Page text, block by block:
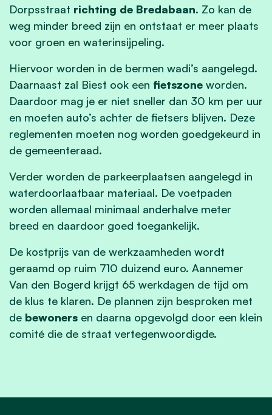
Dorpsstraat richting de Bredabaan. Zo kan de
weg minder breed zijn en ontstaat er meer plaats
voor groen en waterinsijpeling.
Hiervoor worden in de bermen wadi’s aangelegd.
Daarnaast zal Biest ook een fietszone worden.
Daardoor mag je er niet sneller dan 30 km per uur
en moeten auto’s achter de fietsers blijven. Deze
reglementen moeten nog worden goedgekeurd in
de gemeenteraad.
Verder worden de parkeerplaatsen aangelegd in
waterdoorlaatbaar materiaal. De voetpaden
worden allemaal minimaal anderhalve meter
breed en daardoor goed toegankelijk.
De kostprijs van de werkzaamheden wordt
geraamd op ruim 710 duizend euro. Aannemer
Van den Bogerd krijgt 65 werkdagen de tijd om
de klus te klaren. De plannen zijn besproken met
de bewoners en daarna opgevolgd door een klein
comité die de straat vertegenwoordigde.